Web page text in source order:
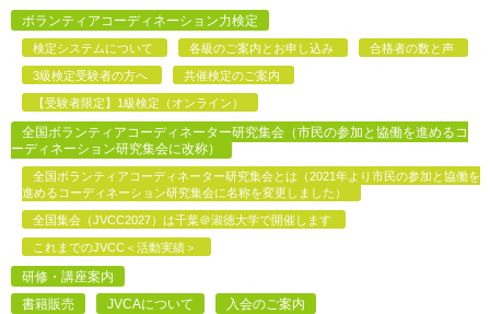
ボランティアコーディネーション力検定
検定システムについて 各級のご案内とお申し込み 合格者の数と声
3級検定受験者の方へ 共催検定のご案内
【受験者限定】1級検定（オンライン）
全国ボランティアコーディネーター研究集会（市民の参加と協働を進めるコ
ーディネーション研究集会に改称）
全国ボランティアコーディネーター研究集会とは（2021年より市民の参加と協働を
進めるコーディネーション研究集会に名称を変更しました）
全国集会（JVCC2027）は千葉＠淑徳大学で開催します
これまでのJVCC＜活動実績＞
研修・講座案内
書籍販売
JVCAについて 入会のご案内